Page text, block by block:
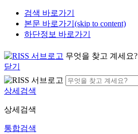
검색 바로가기
본문 바로가기(skip to content)
하단정보 바로가기
무엇을 찾고 계세요?
닫기
상세검색
상세검색
통합검색